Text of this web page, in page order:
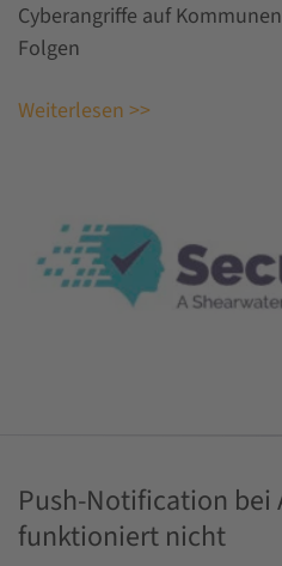
Cyberangriffe auf
Folgen
Weiterlesen >>
Push-Notification bei
funktioniert nicht